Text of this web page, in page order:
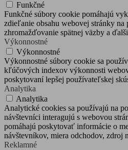
Funkčné
Funkčné súbory cookie pomáhajú
zdieľanie obsahu webovej stránky na
zhromažďovanie spätnej väzby a
Výkonnostné
Výkonnostné
Výkonnostné súbory cookie sa
kľúčových indexov výkonnosti
poskytovaní lepšej používateľskej
Analytika
Analytika
Analytické cookies sa používajú na
návštevníci interagujú s webovou
pomáhajú poskytovať informácie o
návštevníkov, miera odchodov, zdroj
Reklamné